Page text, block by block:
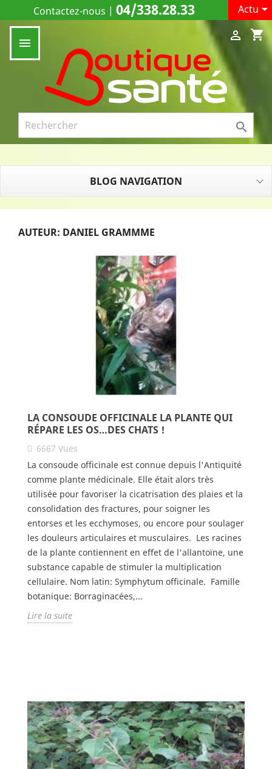
Contactez-nous | 04/338.28.33 Actu

shopping_cart


BLOG NAVIGATION
AUTEUR: DANIEL GRAMMME
LA CONSOUDE OFFICINALE LA PLANTE QUI
RÉPARE LES OS…DES CHATS !
6667 Vues
La consoude officinale est connue depuis l'Antiquité
comme plante médicinale. Elle était alors très
utilisée pour favoriser la cicatrisation des plaies et la
consolidation des fractures, pour soigner les
entorses et les ecchymoses, ou encore pour soulager
les douleurs articulaires et musculaires. Les racines
de la plante contiennent en effet de l'allantoïne, une
substance capable de stimuler la multiplication
cellulaire. Nom latin: Symphytum officinale. Famille
botanique: Borraginacées,...
Lire la suite